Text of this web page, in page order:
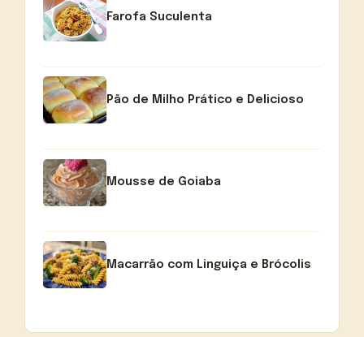
Farofa Suculenta
Pão de Milho Prático e Delicioso
Mousse de Goiaba
Macarrão com Linguiça e Brócolis